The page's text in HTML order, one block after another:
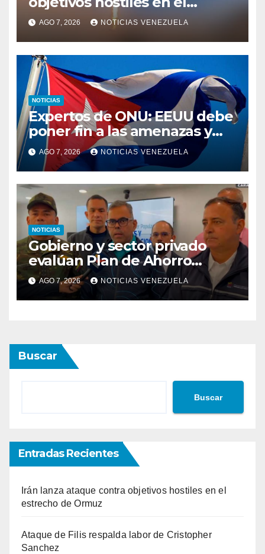
estrecho de Ormuz
AGO 7, 2026 NOTICIAS VENEZUELA
NOTICIAS
Expertos de ONU: EEUU debe
poner fin a las amenazas y
revocar medidas contra Cuba
AGO 7, 2026 NOTICIAS VENEZUELA
NOTICIAS
Gobierno y sector privado
evalúan Plan de Ahorro
Energético
AGO 7, 2026 NOTICIAS VENEZUELA
Buscar
Buscar
Entradas Recientes
Irán lanza ataque contra objetivos hostiles en el
estrecho de Ormuz
Ataque de Filis respalda labor de Cristopher
Sanchez